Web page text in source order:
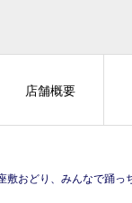
店舗概要
り、みんなで踊っちゃいま